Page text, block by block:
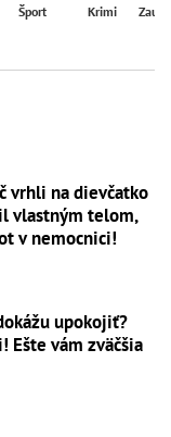
Šport Krimi
vrhli na dievčatko
vlastným telom,
v nemocnici!
upokojiť?
Ešte vám zväčšia